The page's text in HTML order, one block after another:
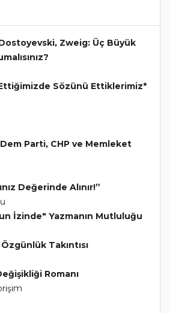
Zweig: Üç Büyük
Sözünü Ettiklerimiz*
Dem Parti, CHP ve Memleket
Değerinde Alınır!”
İzinde" Yazmanın Mutluluğu
Özgünlük Takıntısı
Romanı